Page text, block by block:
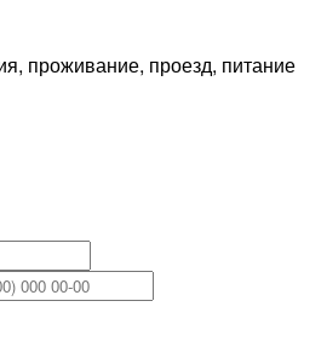
проживание, проезд, питание